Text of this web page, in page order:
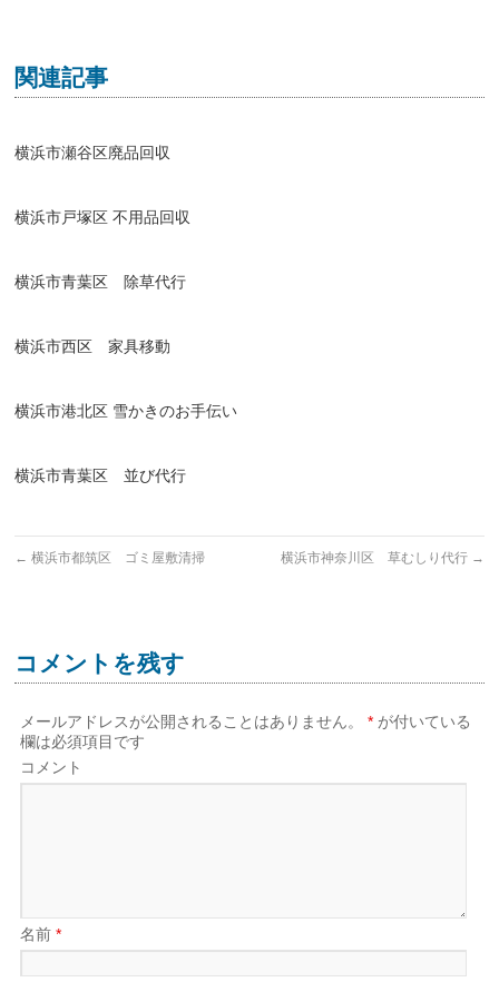
関連記事
横浜市瀬谷区廃品回収
横浜市戸塚区 不用品回収
横浜市青葉区 除草代行
横浜市西区 家具移動
横浜市港北区 雪かきのお手伝い
横浜市青葉区 並び代行
← 横浜市都筑区 ゴミ屋敷清掃 横浜市神奈川区 草むしり代行 →
コメントを残す
メールアドレスが公開されることはありません。 * が付いている
欄は必須項目です
コメント
名前*